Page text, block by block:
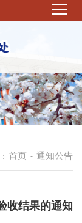
首页 - 通知公告
收结果的通知